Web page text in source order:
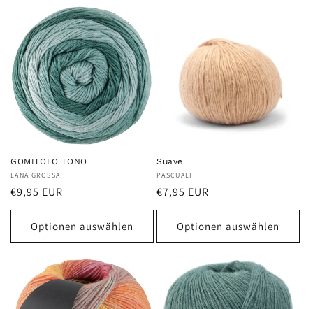
GOMITOLO TONO
Anbieter:
LANA GROSSA
Normaler
Preis
€9,95 EUR
Optionen auswählen
Suave
Anbieter:
PASCUALI
Normaler
Preis
€7,95 EUR
Optionen auswählen